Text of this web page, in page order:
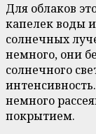
Для облаков
капелек воды
солнечных
немного, они
солнечного
немного
покрытием.